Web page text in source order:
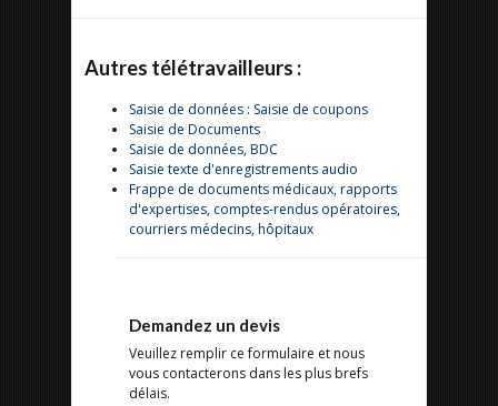
Autres télétravailleurs :
Saisie de données : Saisie de coupons
Saisie de Documents
Saisie de données, BDC
Saisie texte d'enregistrements audio
Frappe de documents médicaux, rapports
d'expertises, comptes-rendus opératoires,
courriers médecins, hôpitaux
Demandez un devis
Veuillez remplir ce formulaire et nous
vous contacterons dans les plus brefs
délais.